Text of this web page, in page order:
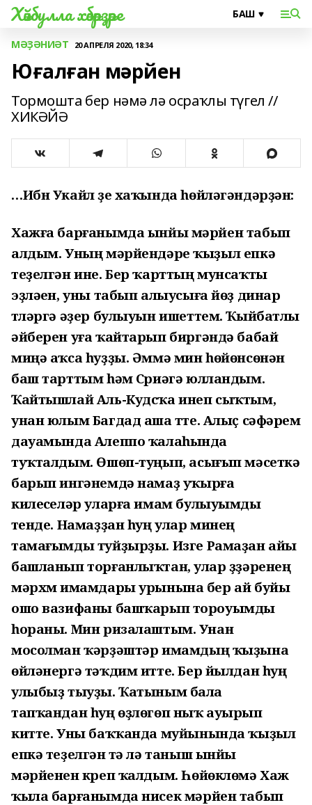
Хәйбулла хәбәрҙәре
МӘҘӘНИӘТ 20 АПРЕЛЯ 2020, 18:34
Юғалған мәрйен
Тормошта бер нәмә лә осраҡлы түгел //
ХИКӘЙӘ
…Ибн Укайл үҙе хаҡында һөйләгәндәрҙән:
Хажға барғанымда ынйы мәрйен табып
алдым. Уның мәрйендәре ҡыҙыл епкә
теҙелгән ине. Бер ҡарттың мунсаҡты
эҙләүен, уны табып алыусыға йөҙ динар
түләргә әҙер булыуын ишеттем. Ҡыйбатлы
әйберен уға ҡайтарып биргәндә бабай
миңә аҡса һуҙҙы. Әммә мин һөйөнсөнән
баш тарттым һәм Сүриәгә юлландым.
Ҡайтышлай Аль-Кудсҡа инеп сыҡтым,
унан юлым Багдад аша үтте. Алыҫ сәфәрем
дауамында Алеппо ҡалаһында
туҡталдым. Өшөп-туңып, асығып мәсеткә
барып ингәнемдә намаҙ уҡырға
килеүселәр уларға имам булыуымды
үтенде. Намаҙҙан һуң улар минең
тамағымды туйҙырҙы. Изге Рамаҙан айы
башланып торғанлыҡтан, улар үҙҙәренең
мәрхүм имамдары урынына бер ай буйы
ошо вазифаны башҡарып тороуымды
һораны. Мин ризалаштым. Унан
мосолман ҡәрҙәштәр имамдың ҡыҙына
өйләнергә тәҡдим итте. Бер йылдан һуң
улыбыҙ тыуҙы. Ҡатыным бала
тапҡандан һуң өҙлөгөп ныҡ ауырып
китте. Уны баҡҡанда муйынында ҡыҙыл
епкә теҙелгән үтә лә таныш ынйы
мәрйенен күреп ҡалдым. Һөйөклөмә Хаж
ҡыла барғанымда нисек мәрйен табып